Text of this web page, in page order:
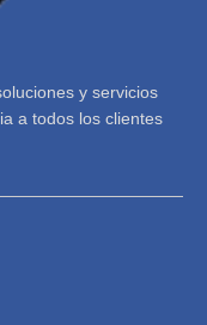
y servicios
a todos los clientes